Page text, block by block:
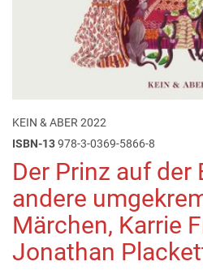
KEIN & ABER 2022
ISBN-13978-3-0369-5866-8
Der Prinz auf der
andere
Märchen, Karrie
Jonathan